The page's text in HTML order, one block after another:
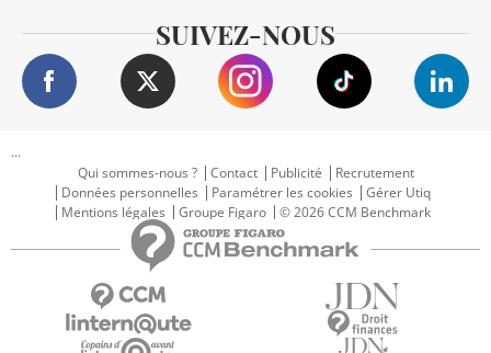
SUIVEZ-NOUS
...
Qui sommes-nous ?
Contact Publicité
Recrutement
Données personnelles
Paramétrer les cookies
Gérer Utiq
Mentions légales
Groupe Figaro © 2026 CCM Benchmark